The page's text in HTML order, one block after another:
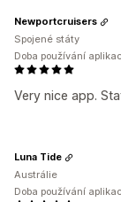
Very nice app.
Newportcruisers
Spojené státy
Doba používání
Luna Tide
Austrálie
Doba používání